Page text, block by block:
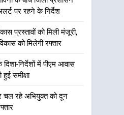
स्पॉट होंगे सुरक्षित, हर
प्रगति समीक्षा
की राजस्थान के
से शिष्टाचार भेंट पर्यटन
गतिविधियों के
पर रहने के निर्देश
प्रस्तावों को मिली मंजूरी,
को मिलेगी रफ्तार
निर्देशों में पीएम आवास
समीक्षा
चल रहे अभियुक्त को दून